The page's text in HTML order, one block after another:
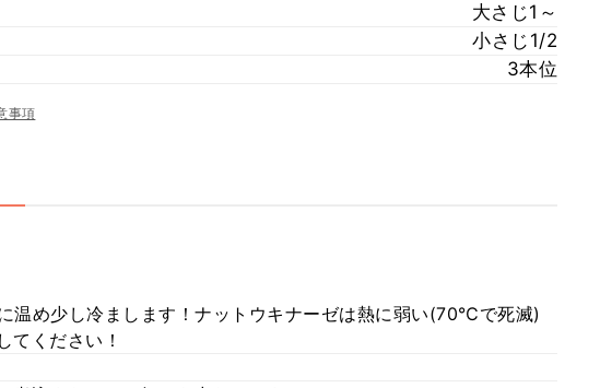
大さじ1～
小さじ1/2
3本位
事項
温め少し冷まします！ナットウキナーゼは熱に弱い(70℃で死滅)
てください！